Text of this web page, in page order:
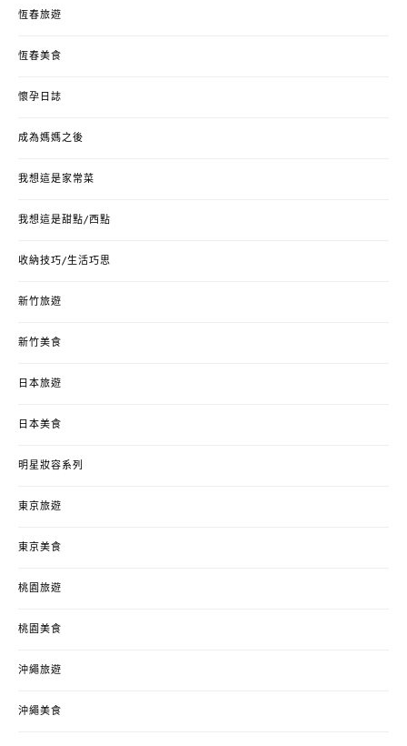
恆春旅遊
恆春美食
懷孕日誌
成為媽媽之後
我想這是家常菜
我想這是甜點/西點
收納技巧/生活巧思
新竹旅遊
新竹美食
日本旅遊
日本美食
明星妝容系列
東京旅遊
東京美食
桃園旅遊
桃園美食
沖繩旅遊
沖繩美食